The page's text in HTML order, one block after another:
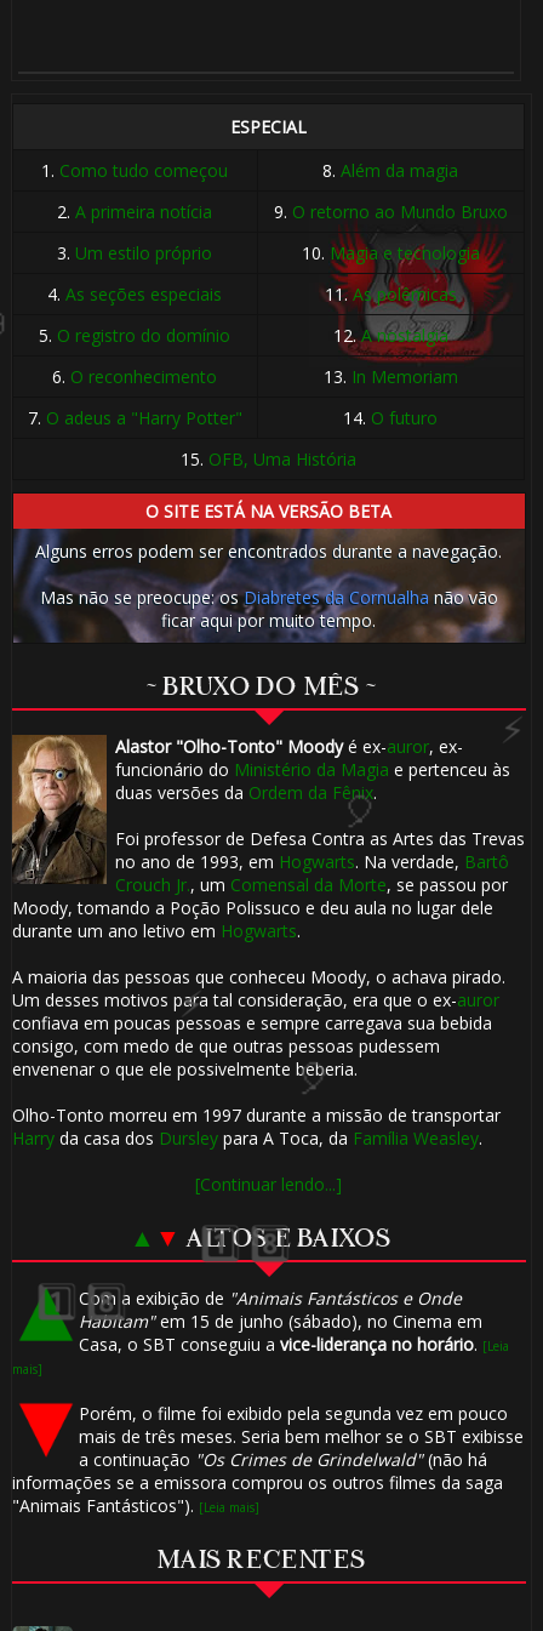
ESPECIAL
1. Como tudo começou 8.Além da magia
2.A primeira notícia 9. O retorno ao Mundo Bruxo
3. Um estilo próprio 10. Magia e tecnologia
4.As seções especiais 11.As polêmicas
5. O registro do domínio 12.A nostalgia
6. O reconhecimento 13. In Memoriam
7. O adeus a "Harry Potter" 14. O futuro
15. OFB, Uma História
O SITE ESTÁ NA VERSÃO BETA
Alguns erros podem ser encontrados durante a navegação.
Mas não se preocupe: osDiabretes da Cornualha não vão
ficar aqui por muito tempo.
~ BRUXO DO MÊS ~
Alastor "Olho-Tonto" Moodyé ex-auror, ex-
funcionário do Ministério da Magia e pertenceu às
duas versões da Ordem da Fênix.
Foi professor de Defesa Contra as Artes das Trevas
no ano de 1993, em Hogwarts. Na verdade, Bartô
Crouch Jr., um Comensal da Morte, se passou por
Moody, tomando a Poção Polissuco e deu aula no lugar dele
durante um ano letivo em Hogwarts.
A maioria das pessoas que conheceu Moody, o achava pirado.
Um desses motivos para tal consideração, era que o ex-auror
confiava em poucas pessoas e sempre carregava sua bebida
consigo, com medo de que outras pessoas pudessem
envenenar o que ele possivelmente beberia.
Olho-Tonto morreu em 1997 durante a missão de transportar
Harryda casa dos Dursleypara A Toca, da Família Weasley.
[Continuar lendo...]
▲ ▼ ALTOS E BAIXOS
Com a exibição de "Animais Fantásticos e Onde
Habitam"em 15 de junho (sábado), no Cinema em
Casa, o SBT conseguiu a vice-liderança no horário. [Leia
mais]
Porém, o filme foi exibido pela segunda vez em pouco
mais de três meses. Seria bem melhor se o SBT exibisse
a continuação "Os Crimes de Grindelwald"(não há
informações se a emissora comprou os outros filmes da saga
"Animais Fantásticos"). [Leia mais]
MAIS RECENTES
🎈
1️⃣ 8️⃣
⚡
🎂
⚡